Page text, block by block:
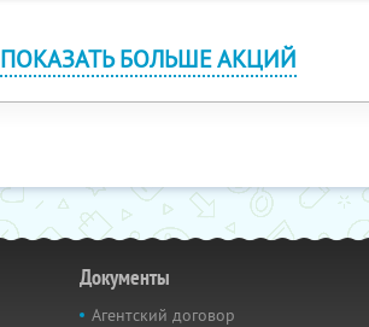
ПОКАЗАТЬ БОЛЬШЕ АКЦИЙ
Документы
Агентский договор